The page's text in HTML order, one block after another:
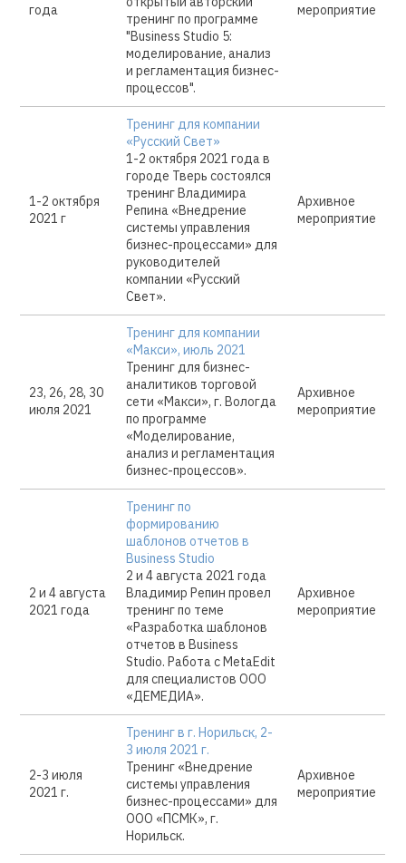
года
тренинг по программе
"Business Studio 5:
моделирование, анализ
и регламентация бизнес-
процессов".
мероприятие
1-2 октября
2021 г
Тренинг для компании
«Русский Свет»
1-2 октября 2021 года в
городе Тверь состоялся
тренинг Владимира
Репина «Внедрение
системы управления
бизнес-процессами» для
руководителей
компании «Русский
Свет».
Архивное
мероприятие
23, 26, 28, 30
июля 2021
Тренинг для компании
«Макси», июль 2021
Тренинг для бизнес-
аналитиков торговой
сети «Макси», г. Вологда
по программе
«Моделирование,
анализ и регламентация
бизнес-процессов».
Архивное
мероприятие
2 и 4 августа
2021 года
Тренинг по
формированию
шаблонов отчетов в
Business Studio
2 и 4 августа 2021 года
Владимир Репин провел
тренинг по теме
«Разработка шаблонов
отчетов в Business
Studio. Работа с MetaEdit
для специалистов ООО
«ДЕМЕДИА».
Архивное
мероприятие
2-3 июля
2021 г.
Тренинг в г. Норильск, 2-
3 июля 2021 г.
Тренинг «Внедрение
системы управления
бизнес-процессами» для
ООО «ПСМК», г.
Норильск.
Архивное
мероприятие